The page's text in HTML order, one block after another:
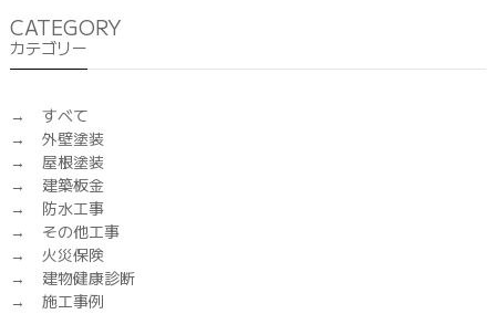
CATEGORY
カテゴリー
すべて
外壁塗装
屋根塗装
建築板金
防水工事
その他工事
火災保険
建物健康診断
施工事例